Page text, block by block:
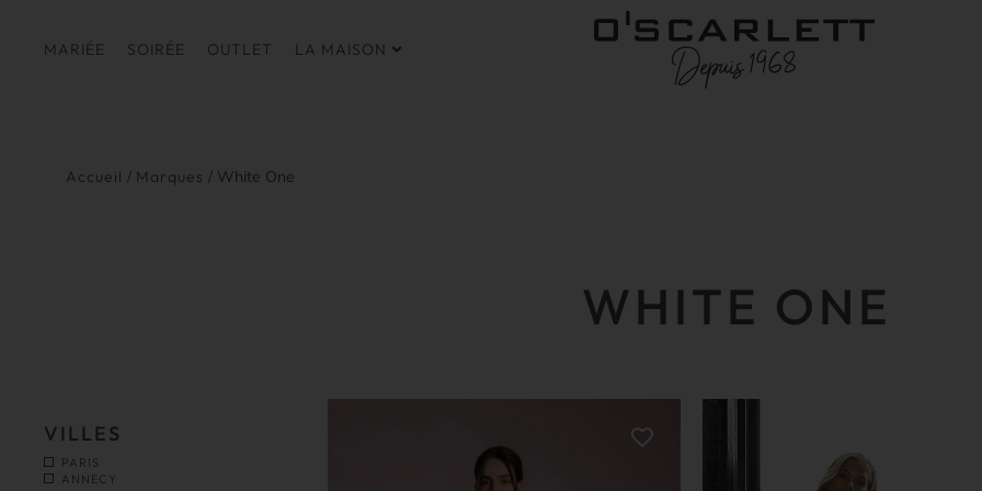
MARIÉE SOIRÉE OUTLET LA MAISON
Accueil / Marques / White One
WHITE ONE
VILLES
PARIS
ANNECY